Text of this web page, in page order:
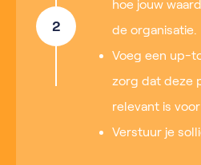
2
hoe jouw
de organisatie.
Voeg een up-
zorg dat deze
relevant is
Verstuur je